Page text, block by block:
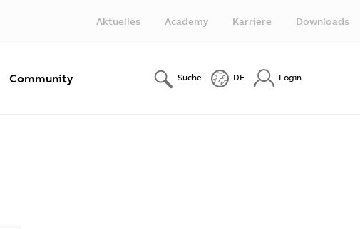
Aktuelles Academy Karriere Downloads
Community Suche DE Login